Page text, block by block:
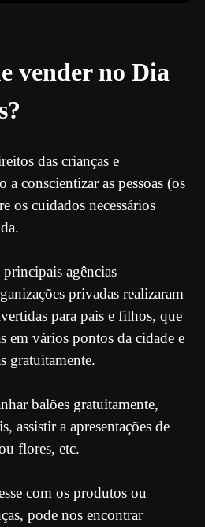
vender no Dia
das crianças e
a conscientizar as pessoas (os
os cuidados necessários
agências
privadas realizaram
para pais e filhos, que
em vários pontos da cidade e
gratuitamente.
balões gratuitamente,
assistir a apresentações de
flores, etc.
com os produtos ou
pode nos encontrar